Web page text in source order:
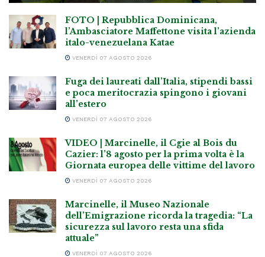
FOTO | Repubblica Dominicana,
l’Ambasciatore Maffettone visita l’azienda
italo-venezuelana Katae
VENERDÌ 07 AGOSTO 2026
Fuga dei laureati dall’Italia, stipendi bassi
e poca meritocrazia spingono i giovani
all’estero
VENERDÌ 07 AGOSTO 2026
VIDEO | Marcinelle, il Cgie al Bois du
Cazier: l’8 agosto per la prima volta è la
Giornata europea delle vittime del lavoro
VENERDÌ 07 AGOSTO 2026
Marcinelle, il Museo Nazionale
dell’Emigrazione ricorda la tragedia: “La
sicurezza sul lavoro resta una sfida
attuale”
VENERDÌ 07 AGOSTO 2026